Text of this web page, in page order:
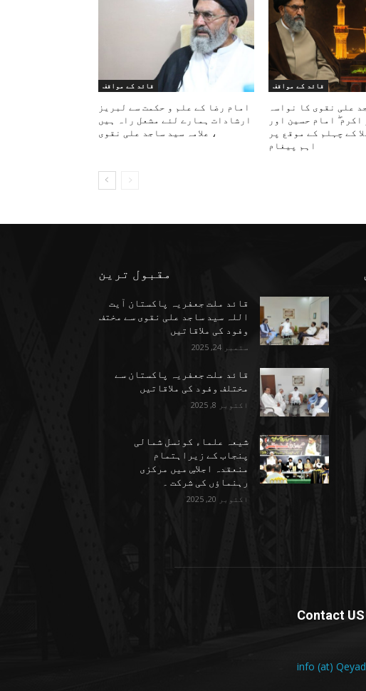
قائد کے مواقف
علی نقوی کا نواسہ
اکرم ۖ امام حسین اور
کے چہلم کے موقع پر
اہم پیغام
قائد کے مواقف
امام رضا کے علم و حکمت سے لبریز
ارشادات ہمارے لئے مشعل راہ ہیں
، علامہ سید ساجد علی نقوی
مقبول ترین
قائد ملت جعفریہ پاکستان آیت
اللہ سید ساجد علی نقوی سے مختف
وفود کی ملاقاتیں
ستمبر 24, 2025
قائد ملت جعفریہ پاکستان سے
مختلف وفود کی ملاقاتیں
اکتوبر 8, 2025
شیعہ علماء کونسل شمالی
پنجاب کے زیراہتمام
منعقدہ اجلاسِ میں مرکزی
رہنماؤں کی شرکت ۔
اکتوبر 20, 2025
Contact US
info (at)